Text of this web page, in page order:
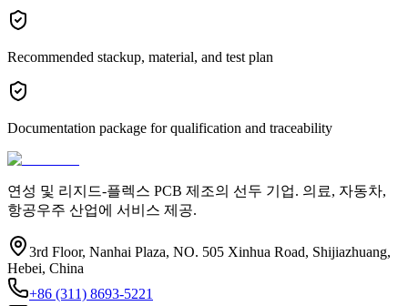
Recommended stackup, material, and test plan
Documentation package for qualification and traceability
연성 및 리지드-플렉스 PCB 제조의 선두 기업. 의료, 자동차,
항공우주 산업에 서비스 제공.
3rd Floor, Nanhai Plaza, NO. 505 Xinhua Road, Shijiazhuang,
Hebei, China
+86 (311) 8693-5221